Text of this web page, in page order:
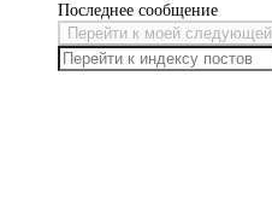
Последнее сообщение
Перейти к моей